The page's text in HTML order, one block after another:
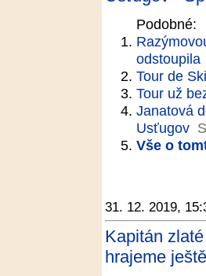
Podobné:
odstoupila
Tour de
Tour už
Janatová
Usťugov
Vše o
31. 12. 2019,
Kapitán
hrajeme